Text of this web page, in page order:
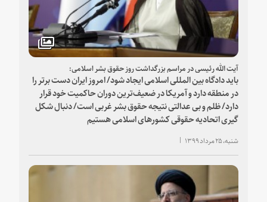
آیت الله رئیسی در مراسم بزرگداشت روز حقوق بشر اسلامی:
باید دادگاه بین المللی اسلامی ایجاد شود/ امروز ایران دست برتر را
در منطقه دارد و آمریکا در ضعیف‌ترین دوران حاکمیت خود قرار
دارد/ ظلم و بی عدالتی نتیجه حقوق بشر غربی است/ دنبال شکل
گیری اتحادیه حقوقی کشورهای اسلامی هستیم
شنبه، ۲۵ مرداد ۱۳۹۹